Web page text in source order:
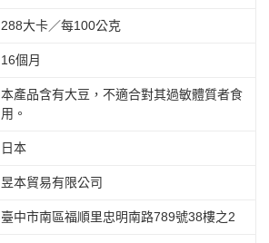
288大卡／每100公克
16個月
本產品含有大豆，不適合對其過敏體質者食
用。
日本
昱本貿易有限公司
臺中市南區福順里忠明南路789號38樓之2